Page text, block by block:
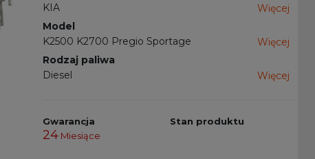
KIA
Więcej
Model
K2500 K2700 Pregio Sportage
Więcej
Rodzaj paliwa
Diesel
Więcej
Gwarancja
24 Miesiące
Stan produktu